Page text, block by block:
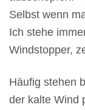
Selbst wenn
Ich stehe
Windstopper,
Häufig stehen
der kalte Wind